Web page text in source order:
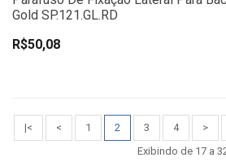
Gold SP.121.GL.RD
R$50,08
|< < 1 2 3 4 >
Exibindo de 17 a